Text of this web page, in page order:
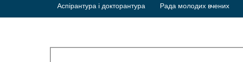
Аспірантура і докторантура Рада молодих вчених